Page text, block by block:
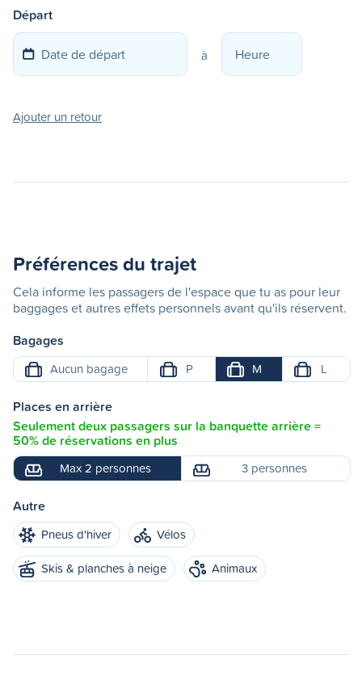
Départ
à
Ajouter un retour
Préférences du trajet
Cela informe les passagers de l'espace que tu as pour leur
baggages et autres effets personnels avant qu'ils réservent.
Bagages
Aucun bagage P M L
Places en arrière
Seulement deux passagers sur la banquette arrière =
50% de réservations en plus
Max 2 personnes 3 personnes
Autre
Pneus d'hiver
Vélos
Skis & planches à neige
Animaux